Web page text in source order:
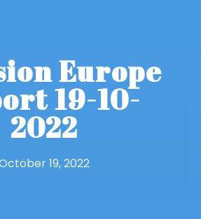
Europe
19-10-
2022
19, 2022